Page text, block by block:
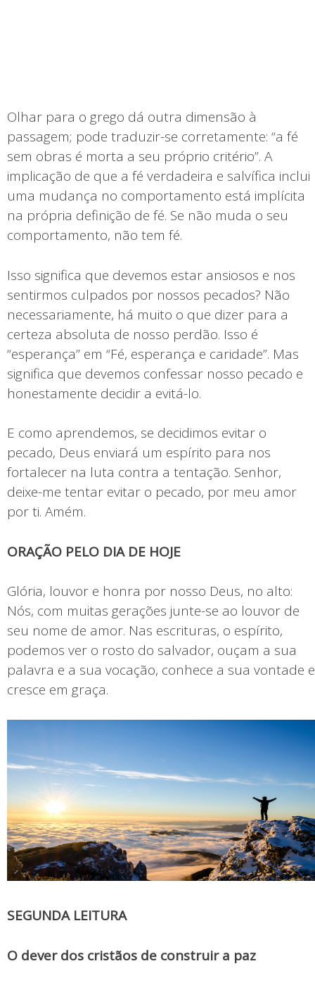
Olhar para o grego dá outra dimensão à
passagem; pode traduzir-se corretamente: “a fé
sem obras é morta a seu próprio critério”. A
implicação de que a fé verdadeira e salvífica inclui
uma mudança no comportamento está implícita
na própria definição de fé. Se não muda o seu
comportamento, não tem fé.
Isso significa que devemos estar ansiosos e nos
sentirmos culpados por nossos pecados? Não
necessariamente, há muito o que dizer para a
certeza absoluta de nosso perdão. Isso é
“esperança” em “Fé, esperança e caridade”. Mas
significa que devemos confessar nosso pecado e
honestamente decidir a evitá-lo.
E como aprendemos, se decidimos evitar o
pecado, Deus enviará um espírito para nos
fortalecer na luta contra a tentação. Senhor,
deixe-me tentar evitar o pecado, por meu amor
por ti. Amém.
ORAÇÃO PELO DIA DE HOJE
Glória, louvor e honra por nosso Deus, no alto:
Nós, com muitas gerações junte-se ao louvor de
seu nome de amor. Nas escrituras, o espírito,
podemos ver o rosto do salvador, ouçam a sua
palavra e a sua vocação, conhece a sua vontade e
cresce em graça.
SEGUNDA LEITURA
O dever dos cristãos de construir a paz